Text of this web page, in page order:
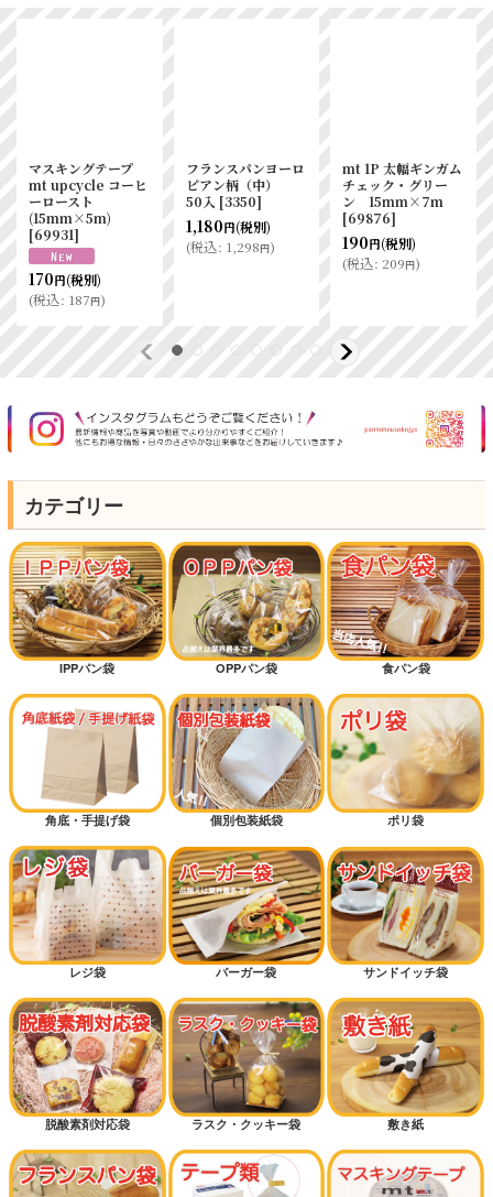
マスキングテープ
mt upcycle コーヒ
ーロースト
(15mm×5m)
[69931]
170円(税別)
(税込: 187円)
フランスパンヨーロ
ピアン柄（中）
50入 [3350]
1,180円(税別)
(税込: 1,298円)
mt 1P 太幅ギンガム
チェック・グリー
ン 15mm×7m
[69876]
190円(税別)
(税込: 209円)
カテゴリー
IPPパン袋 OPPパン袋 食パン袋
角底・手提げ袋 個別包装紙袋 ポリ袋
レジ袋 バーガー袋 サンドイッチ袋
脱酸素剤対応袋 ラスク・クッキー袋 敷き紙